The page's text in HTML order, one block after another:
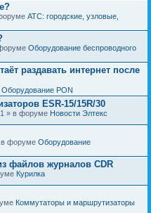
АТС: городские, узловые,
Оборудование беспроводного
раздавать интернет после
Оборудование PON
ESR-15/15R/30
» в форуме Новости Элтекс
в форуме Оборудование
файлов журналов CDR
Курилка
Коммутаторы и маршрутизаторы